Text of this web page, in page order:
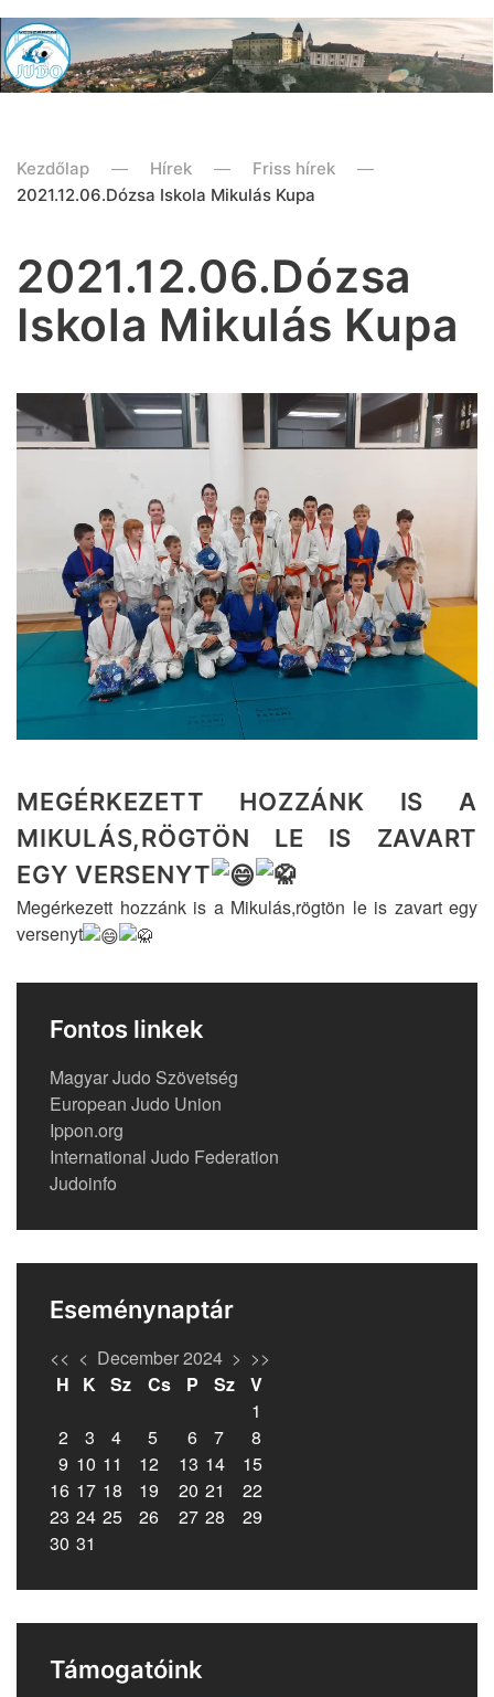
Kezdőlap Hírek
Friss hírek
2021.12.06.Dózsa Iskola Mikulás Kupa
2021.12.06.Dózsa
Iskola Mikulás Kupa
MEGÉRKEZETT HOZZÁNK IS A
MIKULÁS,RÖGTÖN LE IS ZAVART
EGY VERSENYT
Megérkezett hozzánk is a Mikulás,rögtön le is zavart egy
versenyt
Fontos linkek
Magyar Judo Szövetség
European Judo Union
Ippon.org
International Judo Federation
Judoinfo
Eseménynaptár
<< < December 2024 > >>
H
K Sz Cs P Sz
V
1
2
3 4 5 6 7
8
9 10 11 12 13 14
15
16 17 18 19 20 21
22
23 24 25 26 27 28
29
30 31
Támogatóink